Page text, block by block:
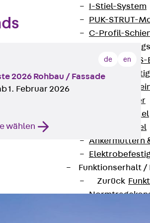
I-Stiel-System
PUK-STRUT-
C-Profil-
KTS-
Zurück
Dübel & Anker
Abhängemittel
Schraubmittel
Ankermuttern
Funktionserhalt
Zurück
de en
2026 Rohbau / Fassade
1. Februar 2026
wählen